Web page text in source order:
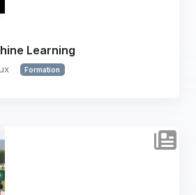
Learning
Formation